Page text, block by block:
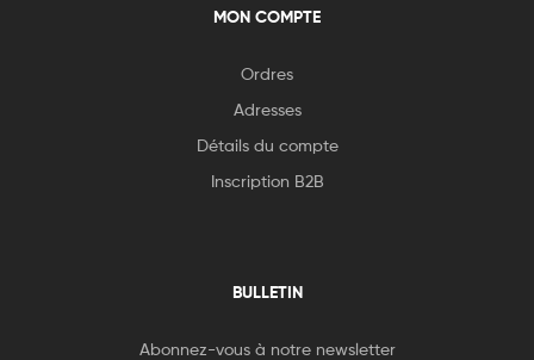
MON COMPTE
Ordres
Adresses
Détails du compte
Inscription B2B
BULLETIN
Abonnez-vous à notre newsletter